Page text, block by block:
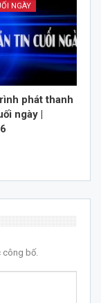
NGÀY
phát thanh
ngày |
bố.